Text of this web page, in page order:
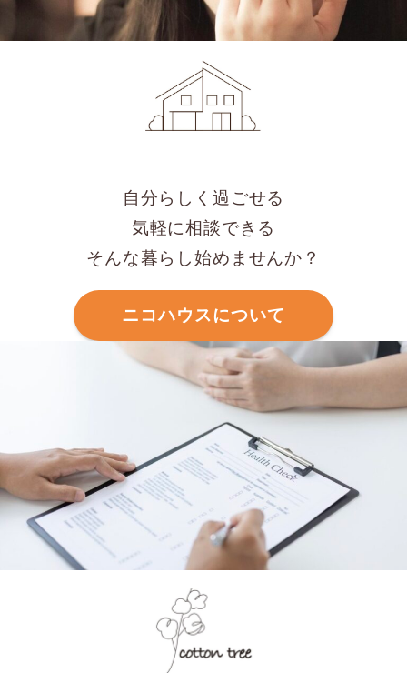
自分らしく過ごせる
気軽に相談できる
そんな暮らし始めませんか？
ニコハウスについて